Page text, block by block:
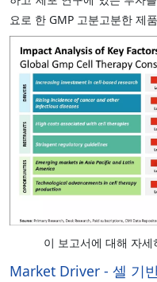
요로 한 GMP 고분고분한 제
이 보고서에 대해 자세
Market Driver - 셀 기